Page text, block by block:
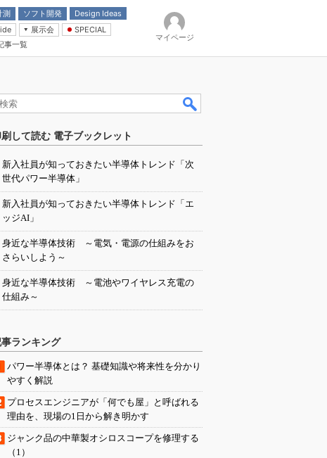
測 ソフト開発
Design Ideas
展示会
展
SPECIAL
事一覧
マイページ
刷して読む 電子ブックレット
新入社員が知っておきたい半導体トレンド「次
世代パワー半導体」
新入社員が知っておきたい半導体トレンド「エ
ッジAI」
身近な半導体技術 ～電気・電源の仕組みをお
さらいしよう～
身近な半導体技術 ～電池やワイヤレス充電の
仕組み～
ランキング
パワー半導体とは？ 基礎知識や将来性を分かり
やすく解説
プロセスエンジニアが「何でも屋」と呼ばれる
理由を、現場の1日から解き明かす
ジャンク品の中華製オシロスコープを修理する
（1）